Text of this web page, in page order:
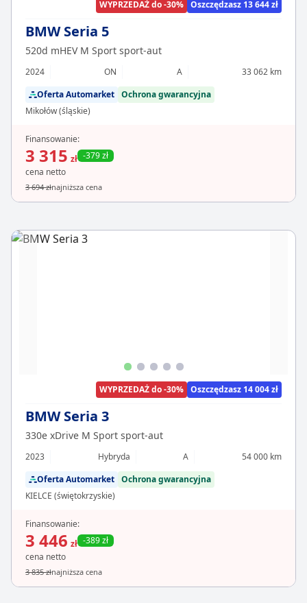
WYPRZEDAŻ do -30% Oszczędzasz 13 644 zł
BMW Seria 5
520d mHEV M Sport sport-aut
2024 ON A
33 062 km
Oferta Automarket Ochrona gwarancyjna
Mikołów (śląskie)
Finansowanie:
3 315 zł -379 zł
cena netto
3 694 złnajniższa cena
WYPRZEDAŻ do -30% Oszczędzasz 14 004 zł
BMW Seria 3
330e xDrive M Sport sport-aut
2023 Hybryda A
54 000 km
Oferta Automarket Ochrona gwarancyjna
KIELCE (świętokrzyskie)
Finansowanie:
3 446 zł -389 zł
cena netto
3 835 złnajniższa cena